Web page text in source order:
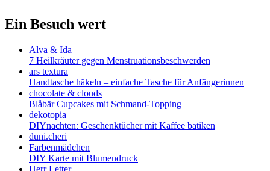
Ein Besuch wert
Alva & Ida
7 Heilkräuter gegen Menstruationsbeschwerden
ars textura
Handtasche häkeln – einfache Tasche für Anfängerinnen
chocolate & clouds
Blåbär Cupcakes mit Schmand-Topping
dekotopia
DIYnachten: Geschenktücher mit Kaffee batiken
duni.cheri
Farbenmädchen
DIY Karte mit Blumendruck